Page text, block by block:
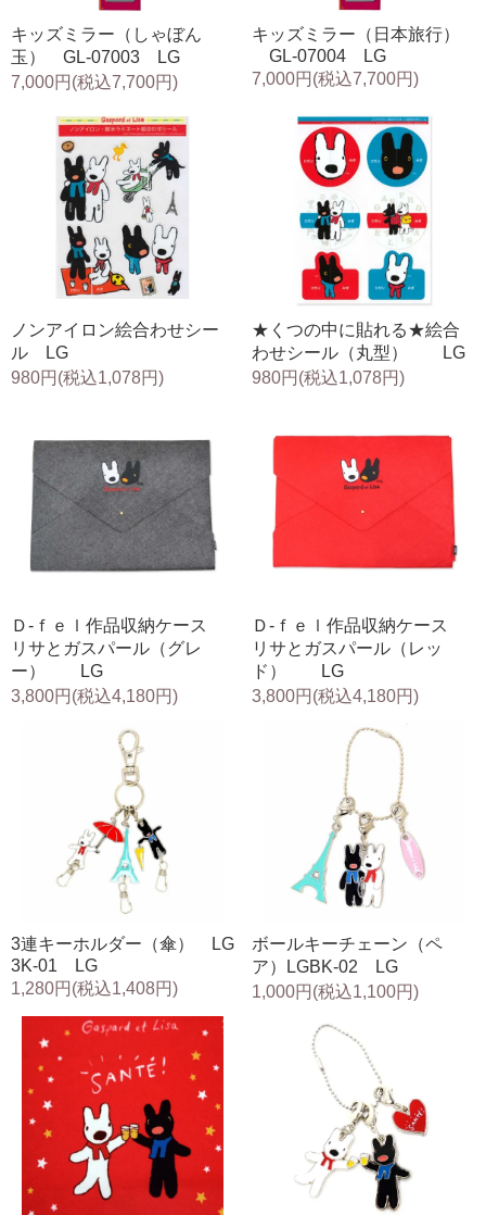
キッズミラー（しゃぼん
玉） GL-07003 LG
7,000円(税込7,700円)
キッズミラー（日本旅行）
GL-07004 LG
7,000円(税込7,700円)
ノンアイロン絵合わせシー
ル LG
980円(税込1,078円)
★くつの中に貼れる★絵合
わせシール（丸型） LG
980円(税込1,078円)
Ｄ-ｆｅｌ作品収納ケース
リサとガスパール（グレ
ー） LG
3,800円(税込4,180円)
Ｄ-ｆｅｌ作品収納ケース
リサとガスパール（レッ
ド） LG
3,800円(税込4,180円)
3連キーホルダー（傘） LG
3K-01 LG
1,280円(税込1,408円)
ボールキーチェーン（ペ
ア）LGBK-02 LG
1,000円(税込1,100円)